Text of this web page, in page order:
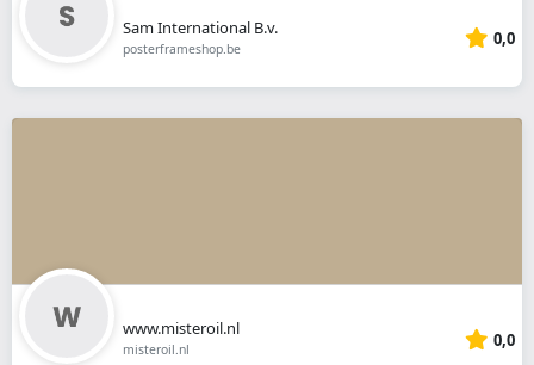
Sam International B.v.
posterframeshop.be 0,0
www.misteroil.nl
misteroil.nl 0,0